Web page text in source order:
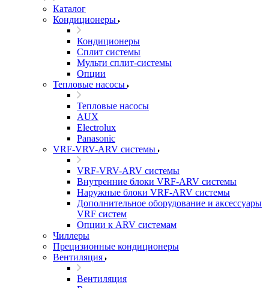
Каталог
Кондиционеры
Кондиционеры
Сплит системы
Мульти сплит-системы
Опции
Тепловые насосы
Тепловые насосы
AUX
Electrolux
Panasonic
VRF-VRV-ARV системы
VRF-VRV-ARV системы
Внутренние блоки VRF-ARV системы
Наружные блоки VRF-ARV системы
Дополнительное оборудование и аксессуары
VRF систем
Опции к ARV системам
Чиллеры
Прецизионные кондиционеры
Вентиляция
Вентиляция